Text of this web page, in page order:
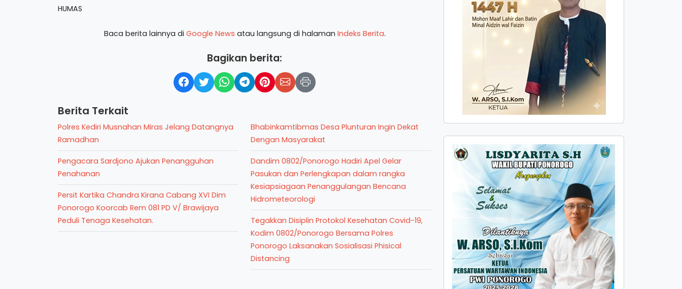
HUMAS
Baca berita lainnya di Google News atau langsung di halaman Indeks Berita.
Bagikan berita:
Berita Terkait
Polres Kediri Musnahan Miras Jelang Datangnya
Ramadhan
Pengacara Sardjono Ajukan Penangguhan
Penahanan
Persit Kartika Chandra Kirana Cabang XVI Dim
Ponorogo Koorcab Rem 081 PD V/ Brawijaya
Peduli Tenaga Kesehatan.
Bhabinkamtibmas Desa Plunturan Ingin Dekat
Dengan Masyarakat
Dandim 0802/Ponorogo Hadiri Apel Gelar
Pasukan dan Perlengkapan dalam rangka
Kesiapsiagaan Penanggulangan Bencana
Hidrometeorologi
Tegakkan Disiplin Protokol Kesehatan Covid-19,
Kodim 0802/Ponorogo Bersama Polres
Ponorogo Laksanakan Sosialisasi Phisical
Distancing